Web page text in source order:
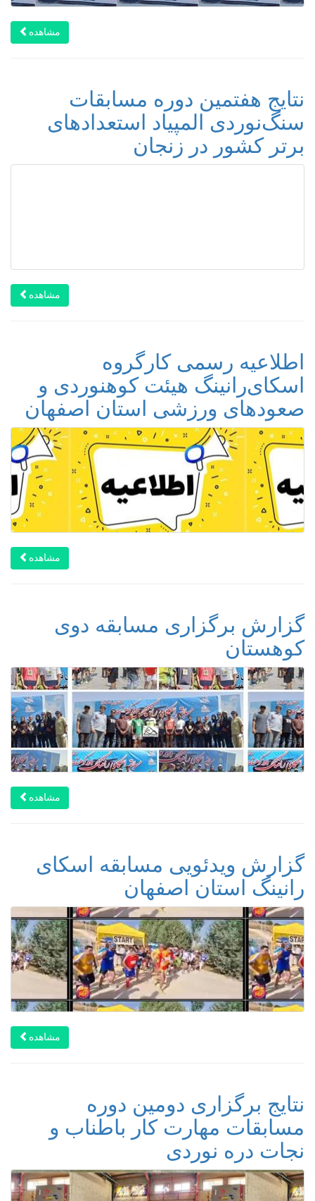
مشاهده
نتایج هفتمین دوره مسابقات
سنگ‌نوردی المپیاد استعدادهای
برتر کشور در زنجان
مشاهده
اطلاعیه رسمی کارگروه
اسکای‌رانینگ هیئت کوهنوردی و
صعودهای ورزشی استان اصفهان
مشاهده
گزارش برگزاری مسابقه دوی
کوهستان
مشاهده
گزارش ویدئویی مسابقه اسکای
رانینگ استان اصفهان
مشاهده
نتایج برگزاری دومین دوره
مسابقات مهارت کار باطناب و
نجات دره نوردی